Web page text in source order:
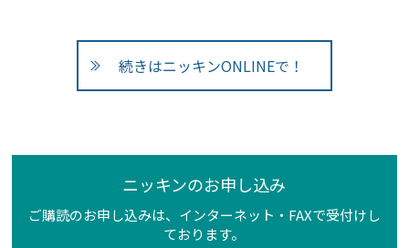
続きはニッキンONLINEで！
ニッキンのお申し込み
ご購読のお申し込みは、インターネット・FAXで受付けし
ております。